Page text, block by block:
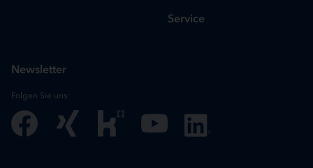
Service
Newsletter
Folgen Sie uns: